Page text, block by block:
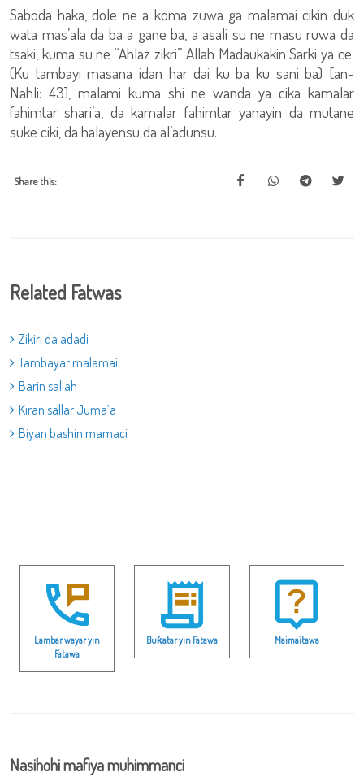
Saboda haka, dole ne a koma zuwa ga malamai cikin duk
wata mas’ala da ba a gane ba, a asali su ne masu ruwa da
tsaki, kuma su ne “Ahlaz zikri” Allah Madaukakin Sarki ya ce:
(Ku tambayi masana idan har dai ku ba ku sani ba) [an-
Nahli: 43], malami kuma shi ne wanda ya cika kamalar
fahimtar shari’a, da kamalar fahimtar yanayin da mutane
suke ciki, da halayensu da al’adunsu.
Share this:
Related Fatwas
Zikiri da adadi
Tambayar malamai
Barin sallah
Kiran sallar Juma’a
Biyan bashin mamaci
Lambar wayar yin
Fatawa
Buƙatar yin Fatawa Maimaitawa
Nasihohi mafiya muhimmanci